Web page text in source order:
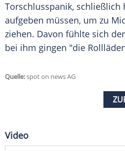
Torschlusspanik, schließlich
aufgeben müssen, um zu
ziehen. Davon fühlte sich
bei ihm gingen "die
Quelle:spot on news AG
Video